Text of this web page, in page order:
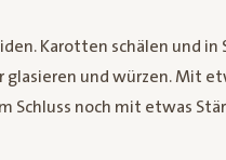
Karotten schälen und in
und würzen. Mit
Schluss noch mit etwas